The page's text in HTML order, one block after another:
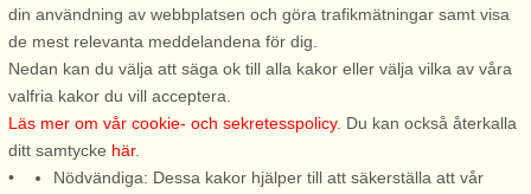
Stugnr: 65376
Trollhättan
6 personer, 60 m²
Välkommen till vackra
Trollhättan ett stenkast från
din användning av webbplatsen och göra trafikmätningar samt visa
de mest relevanta meddelandena för dig.
Nedan kan du välja att säga ok till alla kakor eller välja vilka av våra
valfria kakor du vill acceptera.
Läs mer om vår cookie- och sekretesspolicy. Du kan också återkalla
ditt samtycke här.
Nödvändiga: Dessa kakor hjälper till att säkerställa att vår